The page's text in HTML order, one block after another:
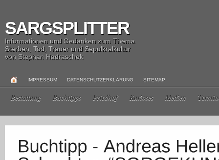
SARGSPLITTER
Informationen und Gedanken zum Thema
Sterben, Tod, Trauer und Sepulkralkultur
von Stephan Hadraschek
IMPRESSUM DATENSCHUTZERKLÄRUNG SITEMAP
Bestattung Buchtipps Friedhof Kurioses Medien